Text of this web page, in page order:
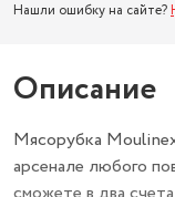
Нашли ошибку на сайте?
Описание
Мясорубка
арсенале любого